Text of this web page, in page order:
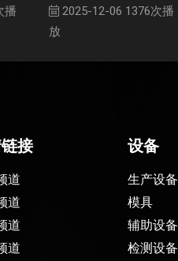
播
2025-12-06 1376次播
放
接
道
道
道
道
设备
生产设备
模具
辅助设备
检测设备